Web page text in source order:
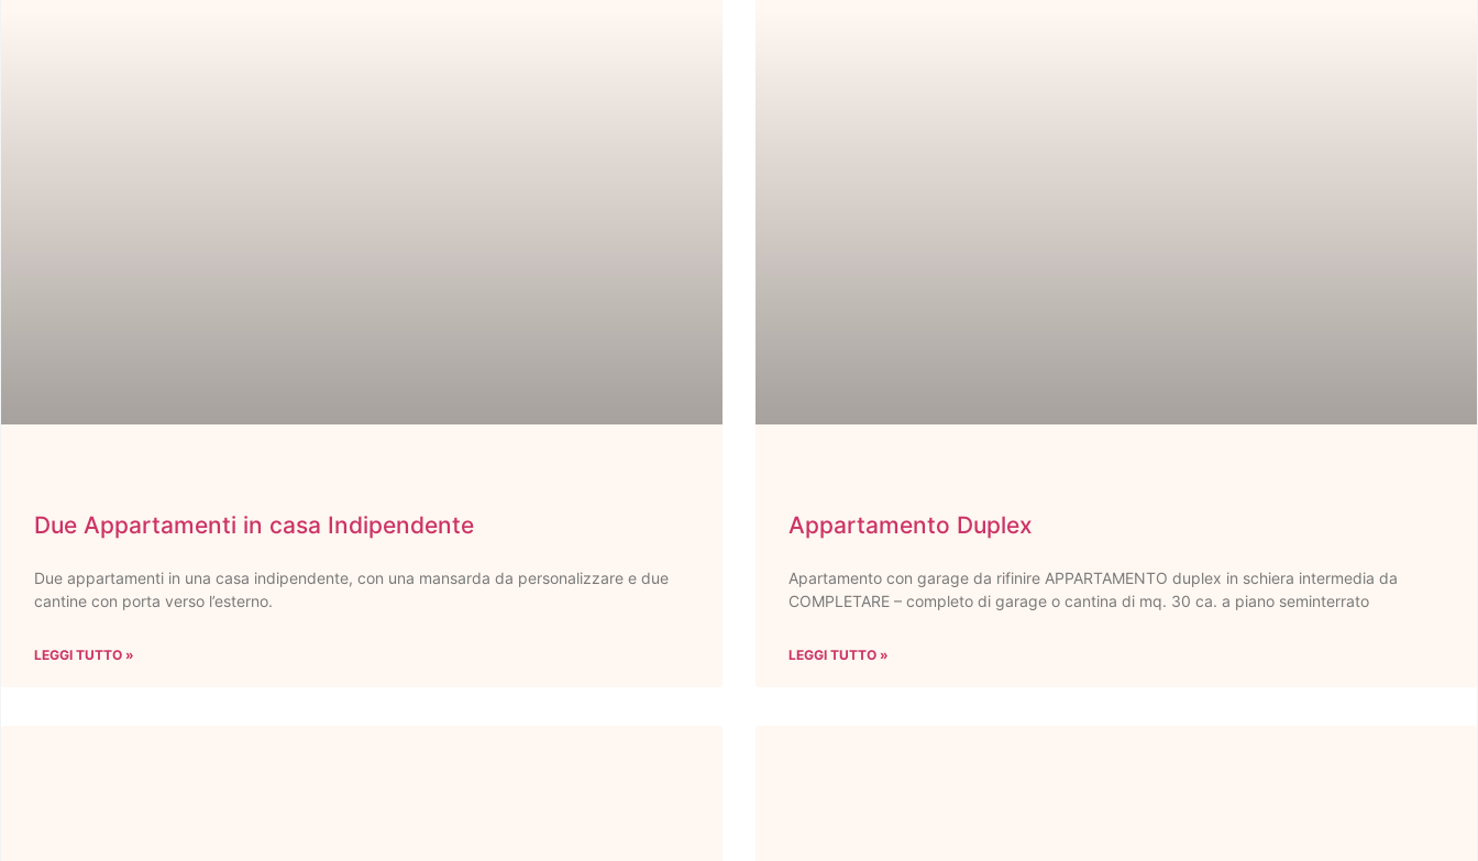
Due Appartamenti in casa Indipendente
Due appartamenti in una casa indipendente, con una mansarda da personalizzare e due
cantine con porta verso l’esterno.
LEGGI TUTTO »
Appartamento Duplex
Apartamento con garage da rifinire APPARTAMENTO duplex in schiera intermedia da
COMPLETARE – completo di garage o cantina di mq. 30 ca. a piano seminterrato
LEGGI TUTTO »